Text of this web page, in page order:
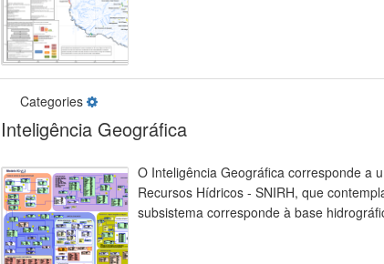
Categories
Inteligência Geográfica
O Inteligência Geográfica corresponde a
Recursos Hídricos - SNIRH, que
subsistema corresponde à base